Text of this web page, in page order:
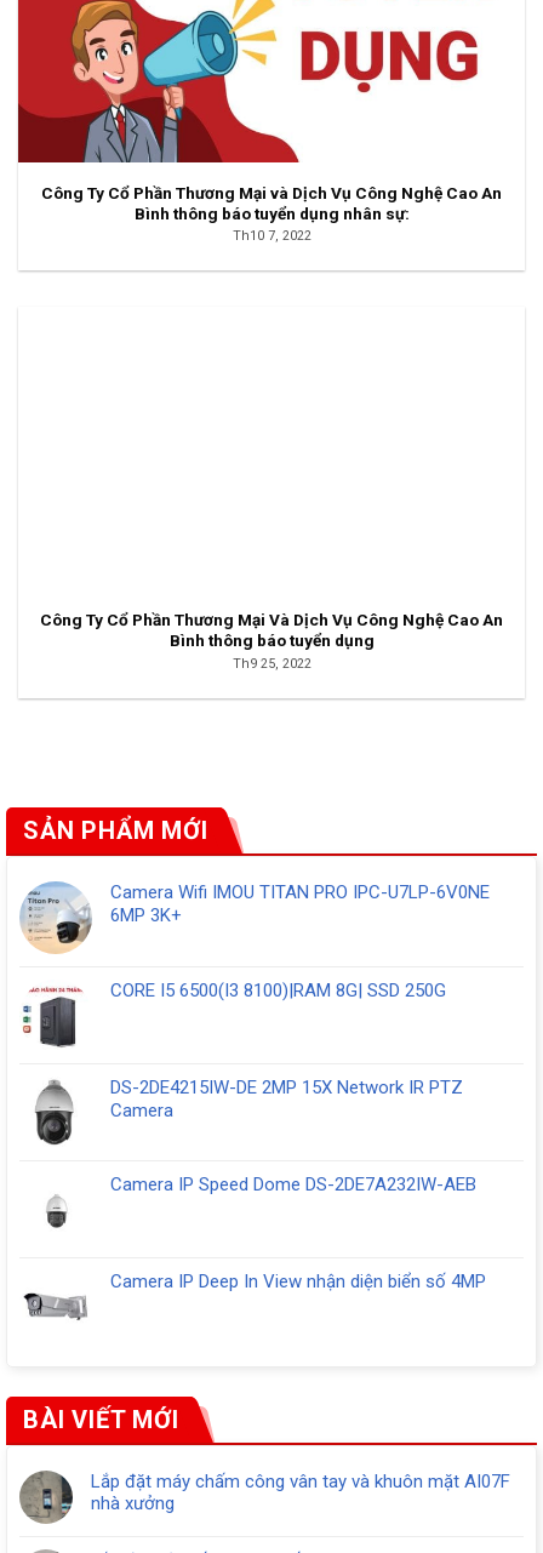
Công Ty Cổ Phần Thương Mại và Dịch Vụ Công Nghệ Cao An
Bình thông báo tuyển dụng nhân sự:
Th10 7, 2022
Công Ty Cổ Phần Thương Mại Và Dịch Vụ Công Nghệ Cao An
Bình thông báo tuyển dụng
Th9 25, 2022
SẢN PHẨM MỚI
Camera Wifi IMOU TITAN PRO IPC-U7LP-6V0NE
6MP 3K+
CORE I5 6500(I3 8100)|RAM 8G| SSD 250G
DS-2DE4215IW-DE 2MP 15X Network IR PTZ
Camera
Camera IP Speed Dome DS-2DE7A232IW-AEB
Camera IP Deep In View nhận diện biển số 4MP
BÀI VIẾT MỚI
Lắp đặt máy chấm công vân tay và khuôn mặt AI07F
nhà xưởng